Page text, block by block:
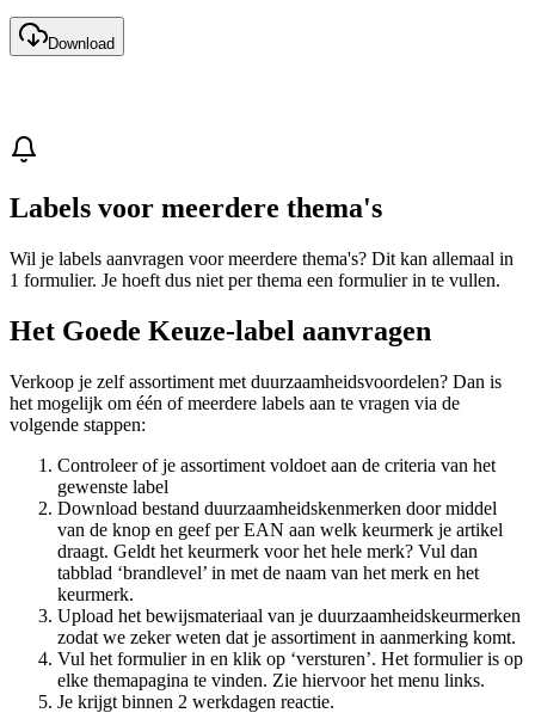
Download
Labels voor meerdere thema's
Wil je labels aanvragen voor meerdere thema's? Dit kan allemaal in
1 formulier. Je hoeft dus niet per thema een formulier in te vullen.
Het Goede Keuze-label aanvragen
Verkoop je zelf assortiment met duurzaamheidsvoordelen? Dan is
het mogelijk om één of meerdere labels aan te vragen via de
volgende stappen:
Controleer of je assortiment voldoet aan de criteria van het
gewenste label
Download bestand duurzaamheidskenmerken door middel
van de knop en geef per EAN aan welk keurmerk je artikel
draagt. Geldt het keurmerk voor het hele merk? Vul dan
tabblad ‘brandlevel’ in met de naam van het merk en het
keurmerk.
Upload het bewijsmateriaal van je duurzaamheidskeurmerken
zodat we zeker weten dat je assortiment in aanmerking komt.
Vul het formulier in en klik op ‘versturen’. Het formulier is op
elke themapagina te vinden. Zie hiervoor het menu links.
Je krijgt binnen 2 werkdagen reactie.